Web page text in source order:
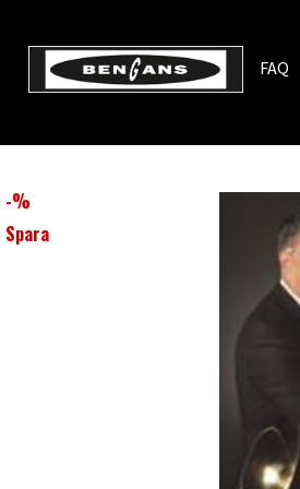
FAQ
-%
Spara